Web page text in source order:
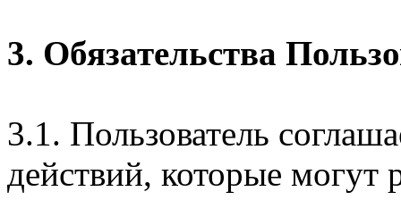
3. Обязательства
3.1. Пользователь
действий, которые могут